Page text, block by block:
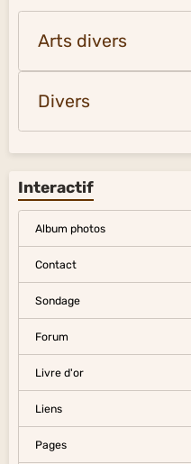
Arts divers
Divers
Interactif
Album photos
Contact
Sondage
Forum
Livre d'or
Liens
Pages